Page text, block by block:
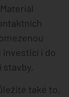
investicí i do
také to,